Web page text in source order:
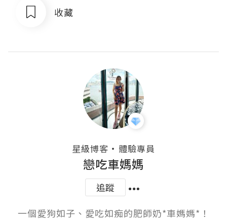
收藏
星級博客 ・ 體驗專員
戀吃車媽媽
追蹤
一個愛狗如子、愛吃如痴的肥師奶*車媽媽*！